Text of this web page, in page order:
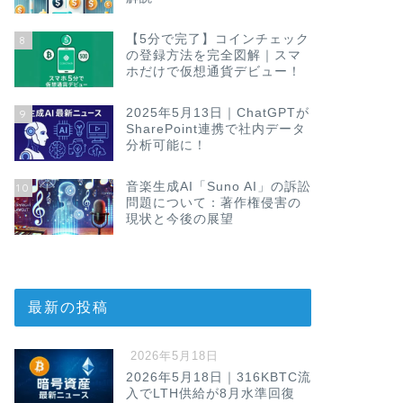
8
【5分で完了】コインチェック
の登録方法を完全図解｜スマ
ホだけで仮想通貨デビュー！
9
2025年5月13日｜ChatGPTが
SharePoint連携で社内データ
分析可能に！
10
音楽生成AI「Suno AI」の訴訟
問題について：著作権侵害の
現状と今後の展望
最新の投稿
2026年5月18日
2026年5月18日｜316KBTC流
入でLTH供給が8月水準回復